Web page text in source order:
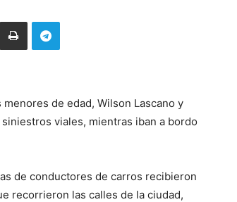
de edad, Wilson Lascano y
viales, mientras iban a bordo
de conductores de carros recibieron
recorrieron las calles de la ciudad,